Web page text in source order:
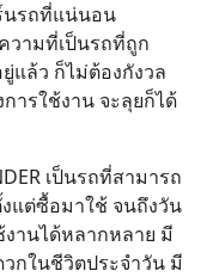
นรถที่แน่นอน
วามที่เป็นรถที่ถูก
แล้ว ก็ไม่ต้องกังวล
ารใช้งาน จะลุยก็ได้
เป็นรถที่สามารถ
แต่ซื้อมาใช้ จนถึงวัน
งานได้หลากหลาย มี
กในชีวิตประจำวัน มี